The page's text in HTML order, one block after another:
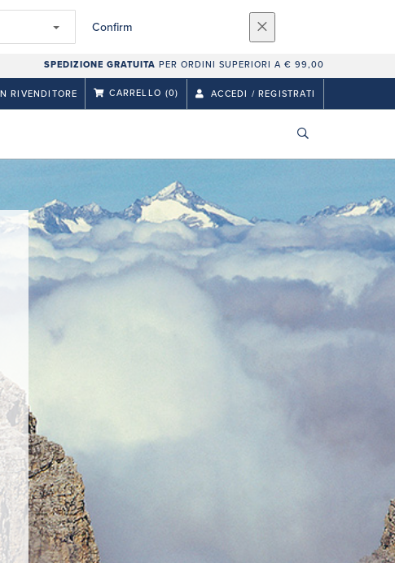
Confirm
SPEDIZIONE GRATUITA PER ORDINI SUPERIORI A € 99,00
RIVENDITORE CARRELLO (0) ACCEDI / REGISTRATI